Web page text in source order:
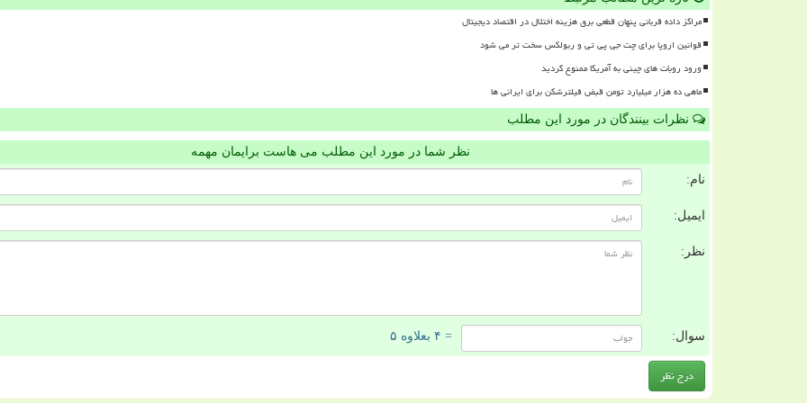
مراکز داده قربانی پنهان قطعی برق هزینه اختلال در اقتصاد دیجیتال
قوانین اروپا برای چت جی پی تی و ربولکس سخت تر می شود
ورود روبات های چینی به آمریکا ممنوع گردید
ماهی ده هزار میلیارد تومن قبض فیلترشکن برای ایرانی ها
نظرات بینندگان در مورد این مطلب
نظر شما در مورد این مطلب می هاست برایمان مهمه
نام:
ایمیل:
نظر:
سوال: = ۴ بعلاوه ۵